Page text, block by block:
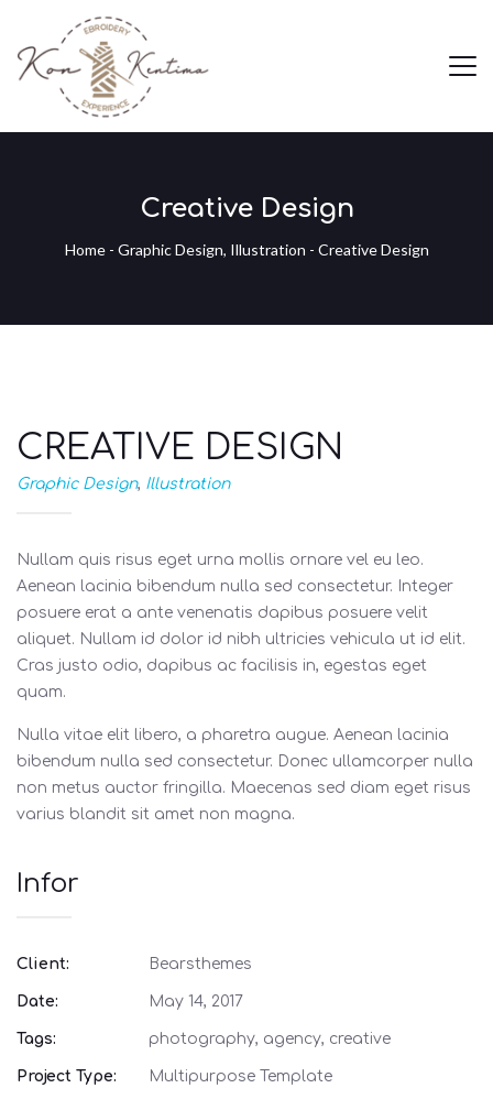
Creative Design
Home- Graphic Design, Illustration - Creative Design
CREATIVE DESIGN
Graphic Design, Illustration
Nullam quis risus eget urna mollis ornare vel eu leo.
Aenean lacinia bibendum nulla sed consectetur. Integer
posuere erat a ante venenatis dapibus posuere velit
aliquet. Nullam id dolor id nibh ultricies vehicula ut id elit.
Cras justo odio, dapibus ac facilisis in, egestas eget
quam.
Nulla vitae elit libero, a pharetra augue. Aenean lacinia
bibendum nulla sed consectetur. Donec ullamcorper nulla
non metus auctor fringilla. Maecenas sed diam eget risus
varius blandit sit amet non magna.
Infor
Client: Bearsthemes
Date: May 14, 2017
Tags: photography, agency, creative
Project Type: Multipurpose Template